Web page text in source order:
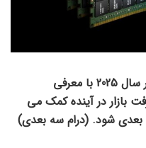
سامسونگ الکترونیکس قصد دارد در سال 2025 با معرفی
بازار در آینده کمک می
بعدی شود. (درام سه بعدی)